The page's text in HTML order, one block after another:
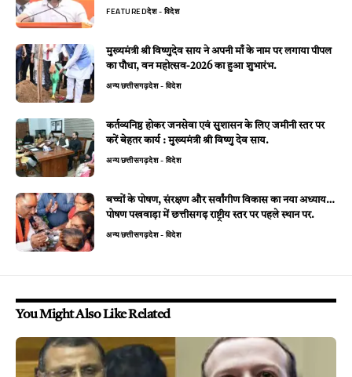
FEATUREDदेश - विदेश
मुख्यमंत्री श्री विष्णुदेव साय ने अपनी माँ के नाम पर लगाया पीपल
का पौधा, वन महोत्सव-2026 का हुआ शुभारंभ.
अन्यछत्तीसगढ़देश - विदेश
कर्तव्यनिष्ठ होकर जनसेवा एवं सुशासन के लिए जमीनी स्तर पर
करें बेहतर कार्य : मुख्यमंत्री श्री विष्णु देव साय.
अन्यछत्तीसगढ़देश - विदेश
बच्चों के पोषण, संरक्षण और सर्वांगीण विकास का नया अध्याय…
पोषण पखवाड़ा में छत्तीसगढ़ राष्ट्रीय स्तर पर पहले स्थान पर.
अन्यछत्तीसगढ़देश - विदेश
You Might Also Like Related